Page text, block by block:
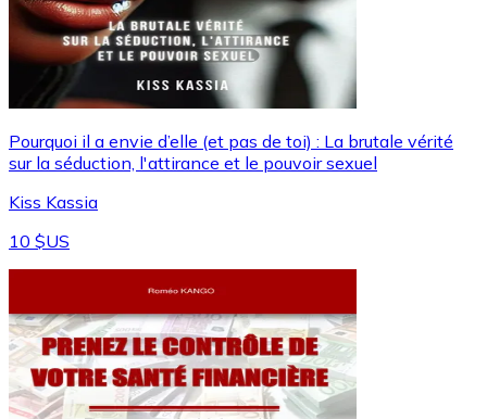
Pourquoi il a envie d’elle (et pas de toi) : La brutale vérité
sur la séduction, l'attirance et le pouvoir sexuel
Kiss Kassia
10 $US